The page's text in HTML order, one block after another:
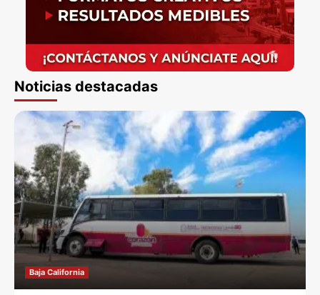
Noticias destacadas
Baja California